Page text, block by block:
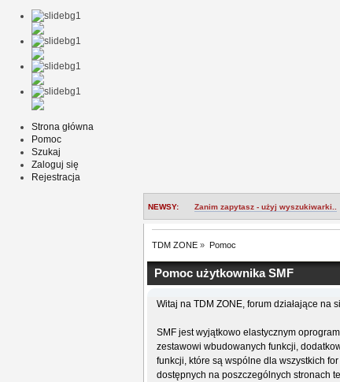
Strona główna
Pomoc
Szukaj
Zaloguj się
Rejestracja
NEWSY: Zanim zapytasz - użyj wyszukiwarki..
TDM ZONE » Pomoc
Pomoc użytkownika SMF
Witaj na TDM ZONE, forum działające
SMF jest wyjątkowo elastycznym
zestawowi wbudowanych funkcji,
funkcji, które są wspólne dla wszystkich
dostępnych na poszczególnych stronach